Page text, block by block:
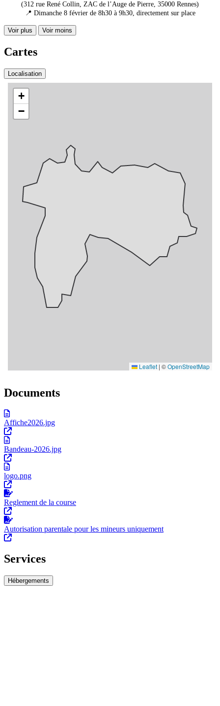
(312 rue René Collin, ZAC de l’Auge de Pierre, 35000 Rennes)
📍 Dimanche 8 février de 8h30 à 9h30, directement sur place
Voir plus Voir moins
Cartes
Localisation
Documents
Affiche2026.jpg
Bandeau-2026.jpg
logo.png
Reglement de la course
Autorisation parentale pour les mineurs uniquement
Services
Hébergements